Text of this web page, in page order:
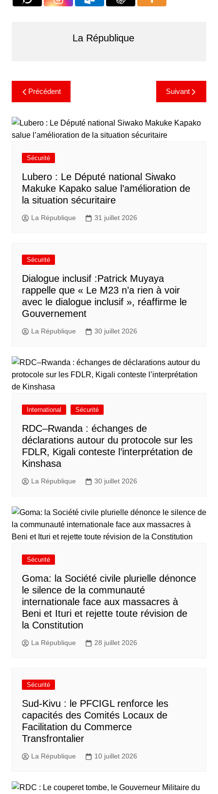
La République
Précédent Suivant
Sécurité
Lubero : Le Député national Siwako
Makuke Kapako salue l’amélioration de
la situation sécuritaire
La République 31 juillet 2026
Sécurité
Dialogue inclusif :Patrick Muyaya
rappelle que « Le M23 n’a rien à voir
avec le dialogue inclusif », réaffirme le
Gouvernement
La République 30 juillet 2026
International Sécurité
RDC–Rwanda : échanges de
déclarations autour du protocole sur les
FDLR, Kigali conteste l’interprétation de
Kinshasa
La République 30 juillet 2026
Sécurité
Goma: la Société civile plurielle dénonce
le silence de la communauté
internationale face aux massacres à
Beni et Ituri et rejette toute révision de
la Constitution
La République 28 juillet 2026
Sécurité
Sud-Kivu : le PFCIGL renforce les
capacités des Comités Locaux de
Facilitation du Commerce
Transfrontalier
La République 10 juillet 2026